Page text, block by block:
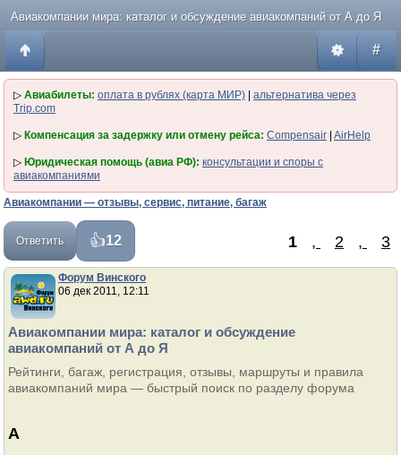
Авиакомпании мира: каталог и обсуждение авиакомпаний от А до Я
#
▷ Авиабилеты: оплата в рублях (карта МИР)
альтернатива через
Trip.com
▷ Компенсация за задержку или отмену рейса: Compensair AirHelp
▷ Юридическая помощь (авиа РФ): консультации и споры с
авиакомпаниями
Авиакомпании — отзывы, сервис, питание, багаж
Ответить 12 1 , 2 , 3
Форум Винского
06 дек 2011, 12:11
Авиакомпании мира: каталог и обсуждение
авиакомпаний от А до Я
Рейтинги, багаж, регистрация, отзывы, маршруты и правила
авиакомпаний мира — быстрый поиск по разделу форума
A